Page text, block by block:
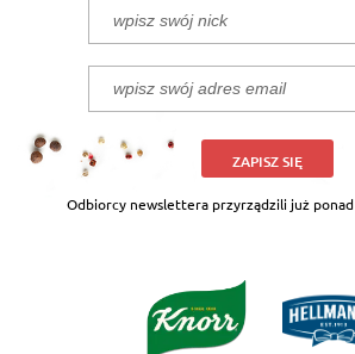
ZAPISZ SIĘ
Odbiorcy newslettera przyrządzili już ponad